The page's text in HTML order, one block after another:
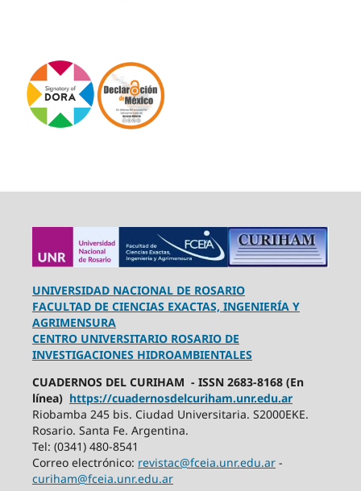
UNIVERSIDAD NACIONAL DE ROSARIO
FACULTAD DE CIENCIAS EXACTAS, INGENIERÍA Y
AGRIMENSURA
CENTRO UNIVERSITARIO ROSARIO DE
INVESTIGACIONES HIDROAMBIENTALES
CUADERNOS DEL CURIHAM - ISSN 2683-8168 (En
línea) https://cuadernosdelcuriham.unr.edu.ar
Riobamba 245 bis. Ciudad Universitaria. S2000EKE.
Rosario. Santa Fe. Argentina.
Tel: (0341) 480-8541
Correo electrónico: revistac@fceia.unr.edu.ar-
curiham@fceia.unr.edu.ar